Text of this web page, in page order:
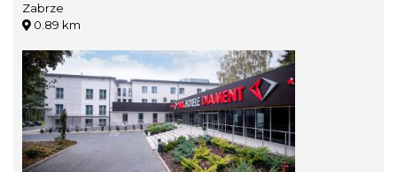
Zabrze
0.89 km